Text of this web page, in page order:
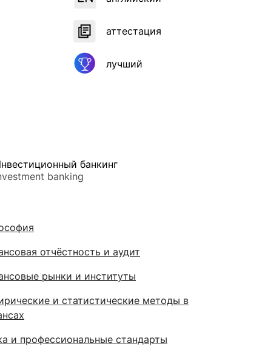
аттестация
лучший
банкинг
banking
отчёстность и аудит
рынки и институты
и статистические методы в
и профессиональные стандарты